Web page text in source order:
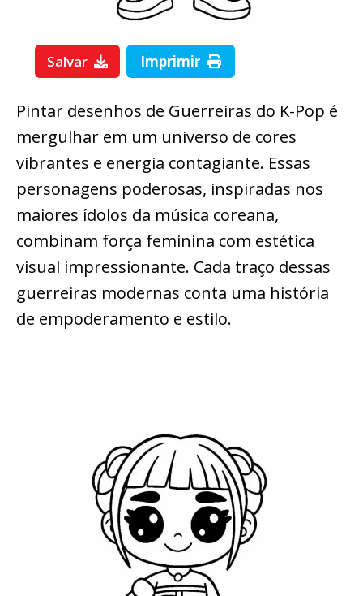
Salvar Imprimir
Pintar desenhos de Guerreiras do K-Pop é
mergulhar em um universo de cores
vibrantes e energia contagiante. Essas
personagens poderosas, inspiradas nos
maiores ídolos da música coreana,
combinam força feminina com estética
visual impressionante. Cada traço dessas
guerreiras modernas conta uma história
de empoderamento e estilo.